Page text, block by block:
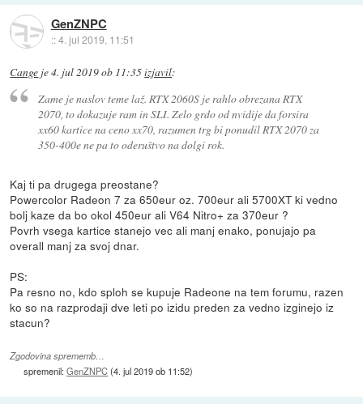
GenZNPC
::4. jul 2019, 11:51
Cange je4. jul 2019 ob 11:35izjavil:
Zame je naslov teme laž. RTX 2060S je rahlo obrezana RTX
2070, to dokazuje ram in SLI. Zelo grdo od nvidije da forsira
xx60 kartice na ceno xx70, razumen trg bi ponudil RTX 2070 za
350-400e ne pa to oderuštvo na dolgi rok.
Kaj ti pa drugega preostane?
Powercolor Radeon 7 za 650eur oz. 700eur ali 5700XT ki vedno
bolj kaze da bo okol 450eur ali V64 Nitro+ za 370eur ?
Povrh vsega kartice stanejo vec ali manj enako, ponujajo pa
overall manj za svoj dnar.
PS:
Pa resno no, kdo sploh se kupuje Radeone na tem forumu, razen
ko so na razprodaji dve leti po izidu preden za vedno izginejo iz
stacun?
Zgodovina sprememb…
spremenil:GenZNPC(4. jul 2019 ob 11:52)